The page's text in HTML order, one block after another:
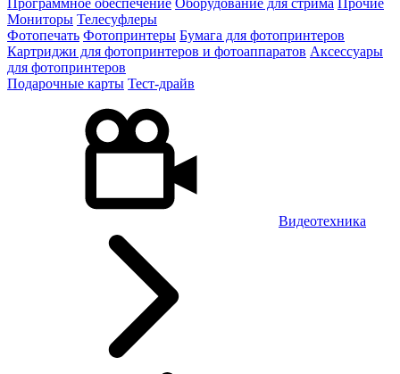
Программное обеспечение Оборудование для стрима
Прочие
Мониторы Телесуфлеры
Фотопечать Фотопринтеры Бумага для фотопринтеров
Картриджи для фотопринтеров и фотоаппаратов Аксессуары
для фотопринтеров
Подарочные карты Тест-драйв
Видеотехника